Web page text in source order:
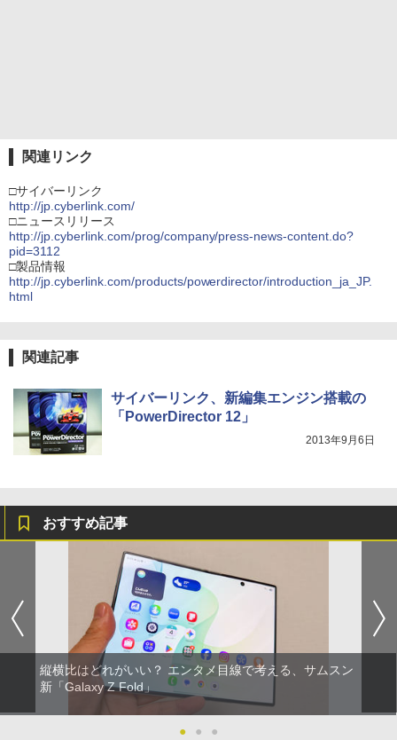
関連リンク
□サイバーリンク
http://jp.cyberlink.com/
□ニュースリリース
http://jp.cyberlink.com/prog/company/press-news-content.do?
pid=3112
□製品情報
http://jp.cyberlink.com/products/powerdirector/introduction_ja_JP.
html
関連記事
サイバーリンク、新編集エンジン搭載の
「PowerDirector 12」
2013年9月6日
おすすめ記事
縦横比はどれがいい？ エンタメ目線で考える、サムスン
新「Galaxy Z Fold」
● ● ●